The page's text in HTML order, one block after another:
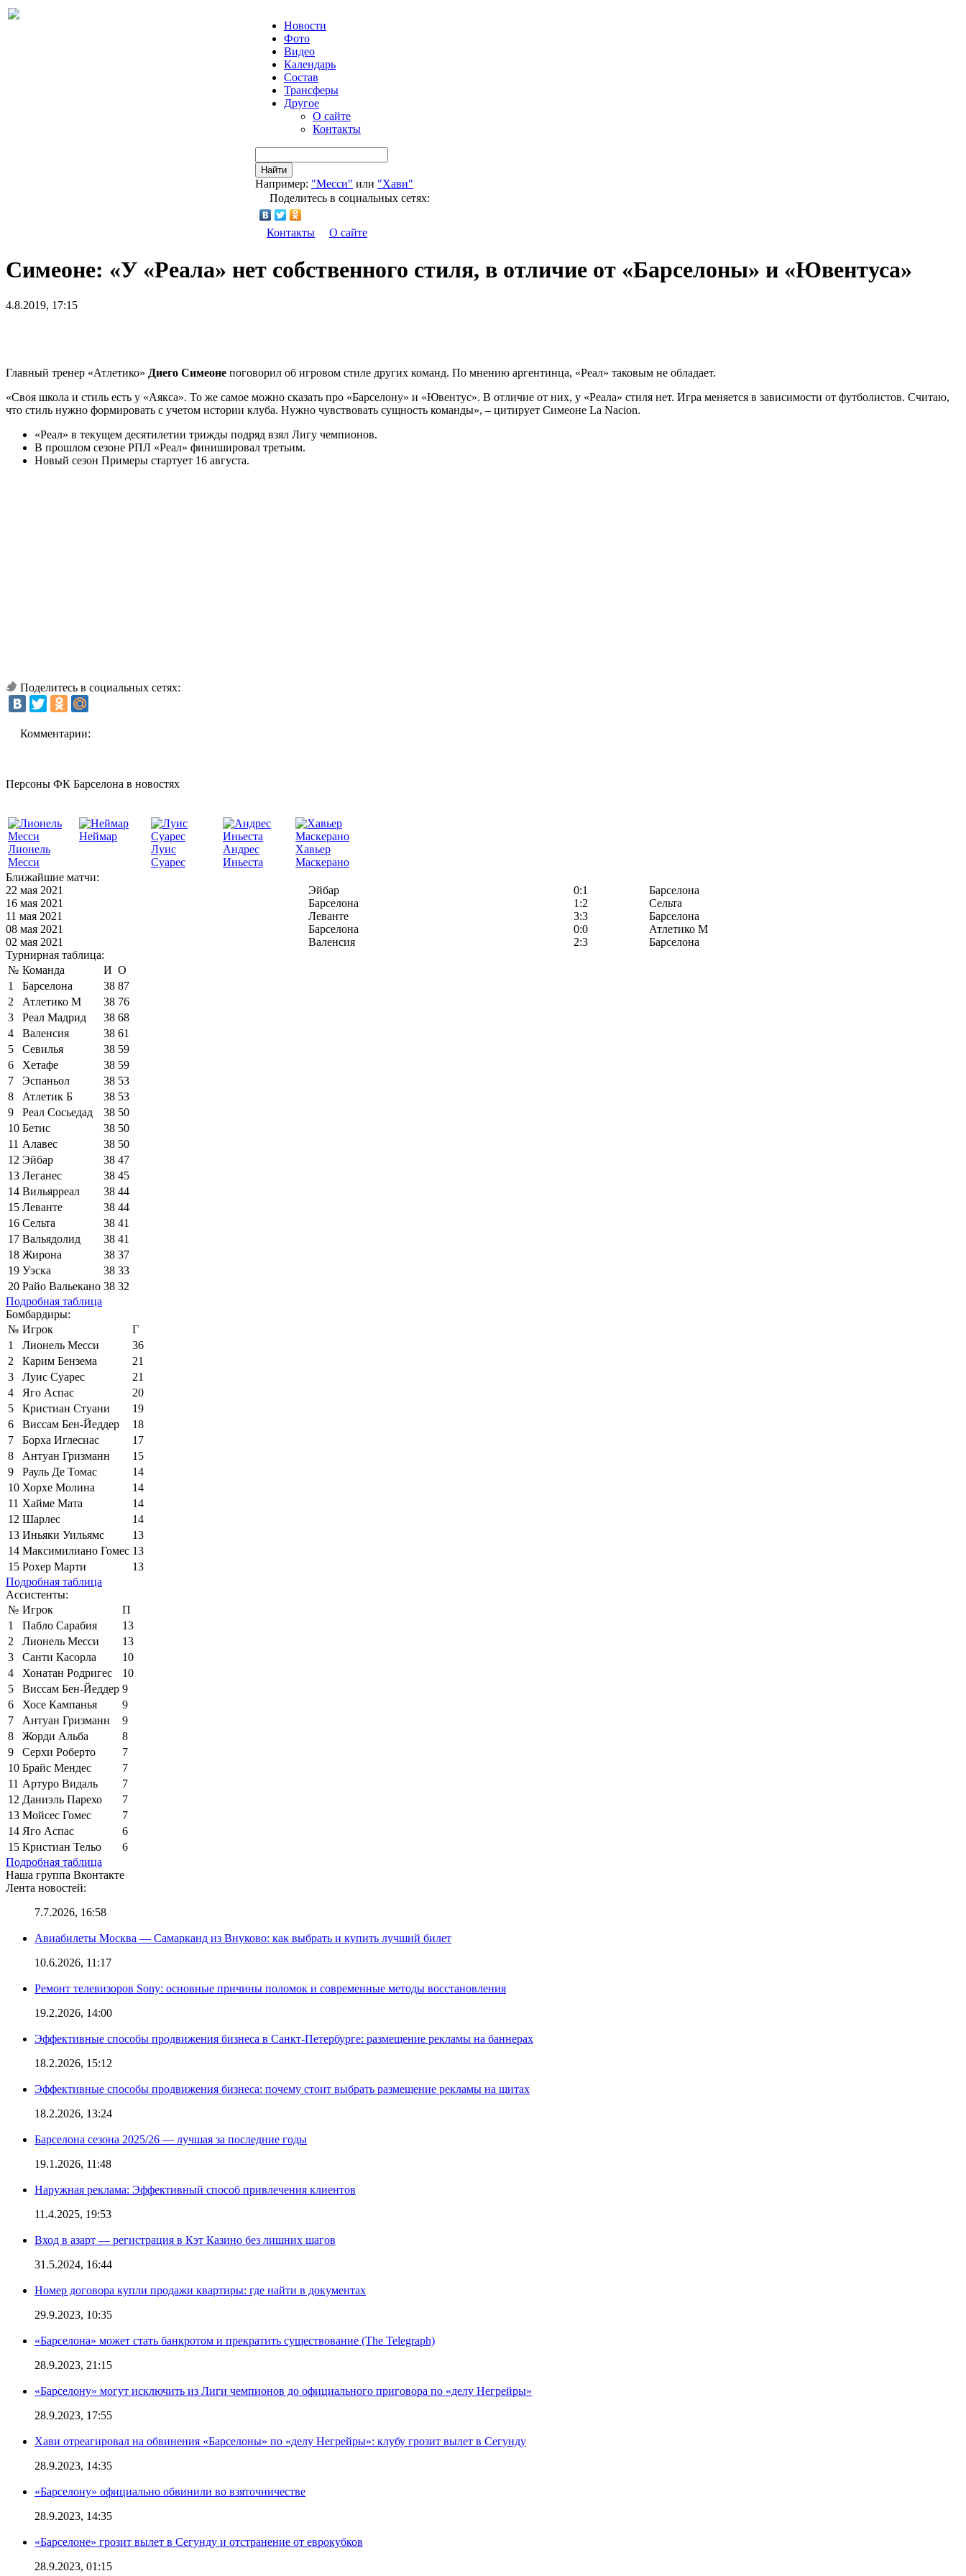
Новости
Фото
Видео
Календарь
Состав
Трансферы
Другое
О сайте
Контакты
Найти
Например: "Месси" или "Хави"
Поделитесь в социальных сетях:
Контакты О сайте
Симеоне: «У «Реала» нет собственного стиля, в отличие от «Барселоны» и «Ювентуса»
4.8.2019, 17:15
Главный тренер «Атлетико» Диего Симеоне поговорил об игровом стиле других команд. По мнению аргентинца, «Реал» таковым не обладает.
«Своя школа и стиль есть у «Аякса». То же самое можно сказать про «Барселону» и «Ювентус». В отличие от них, у «Реала» стиля нет. Игра меняется в зависимости от футболистов. Считаю,
что стиль нужно формировать с учетом истории клуба. Нужно чувствовать сущность команды», – цитирует Симеоне La Nacion.
«Реал» в текущем десятилетии трижды подряд взял Лигу чемпионов.
В прошлом сезоне РПЛ «Реал» финишировал третьим.
Новый сезон Примеры стартует 16 августа.
Поделитесь в социальных сетях:
Комментарии:
Персоны ФК Барселона в новостях
Лионель
Месси
Неймар
Луис
Суарес
Андрес
Иньеста
Хавьер
Маскерано
Ближайшие матчи:
22 мая 2021
Эйбар 0:1
Барселона
16 мая 2021
Барселона 1:2
Сельта
11 мая 2021
Леванте 3:3
Барселона
08 мая 2021
Барселона 0:0
Атлетико М
02 мая 2021
Валенсия 2:3
Барселона
Турнирная таблица:
№ Команда И О
1
Барселона 38 87
2
Атлетико М 38 76
3
Реал Мадрид 38 68
4
Валенсия 38 61
5
Севилья 38 59
6
Хетафе 38 59
7
Эспаньол 38 53
8
Атлетик Б 38 53
9
Реал Сосьедад 38 50
10 Бетис 38 50
11 Алавес 38 50
12 Эйбар 38 47
13 Леганес 38 45
14 Вильярреал 38 44
15 Леванте 38 44
16 Сельта 38 41
17 Вальядолид 38 41
18 Жирона 38 37
19 Уэска 38 33
20 Райо Вальекано 38 32
Подробная таблица
Бомбардиры:
№ Игрок
Г
1
Лионель Месси
36
2
Карим Бензема
21
3
Луис Суарес
21
4
Яго Аспас
20
5
Кристиан Стуани
19
6
Виссам Бен-Йеддер
18
7
Борха Иглесиас
17
8
Антуан Гризманн
15
9
Рауль Де Томас
14
10 Хорхе Молина
14
11 Хайме Мата
14
12 Шарлес
14
13 Иньяки Уильямс
13
14 Максимилиано Гомес 13
15 Рохер Марти
13
Подробная таблица
Ассистенты:
№ Игрок
П
1
Пабло Сарабия
13
2
Лионель Месси
13
3
Санти Касорла
10
4
Хонатан Родригес
10
5
Виссам Бен-Йеддер 9
6
Хосе Кампанья
9
7
Антуан Гризманн
9
8
Жорди Альба
8
9
Серхи Роберто
7
10 Брайс Мендес
7
11 Артуро Видаль
7
12 Даниэль Парехо
7
13 Мойсес Гомес
7
14 Яго Аспас
6
15 Кристиан Тельо
6
Подробная таблица
Наша группа Вконтакте
Лента новостей:
7.7.2026, 16:58
Авиабилеты Москва — Самарканд из Внуково: как выбрать и купить лучший билет
10.6.2026, 11:17
Ремонт телевизоров Sony: основные причины поломок и современные методы восстановления
19.2.2026, 14:00
Эффективные способы продвижения бизнеса в Санкт-Петербурге: размещение рекламы на баннерах
18.2.2026, 15:12
Эффективные способы продвижения бизнеса: почему стоит выбрать размещение рекламы на щитах
18.2.2026, 13:24
Барселона сезона 2025/26 — лучшая за последние годы
19.1.2026, 11:48
Наружная реклама: Эффективный способ привлечения клиентов
11.4.2025, 19:53
Вход в азарт — регистрация в Кэт Казино без лишних шагов
31.5.2024, 16:44
Номер договора купли продажи квартиры: где найти в документах
29.9.2023, 10:35
«Барселона» может стать банкротом и прекратить существование (The Telegraph)
28.9.2023, 21:15
«Барселону» могут исключить из Лиги чемпионов до официального приговора по «делу Негрейры»
28.9.2023, 17:55
Хави отреагировал на обвинения «Барселоны» по «делу Негрейры»: клубу грозит вылет в Сегунду
28.9.2023, 14:35
«Барселону» официально обвинили во взяточничестве
28.9.2023, 14:35
«Барселоне» грозит вылет в Сегунду и отстранение от еврокубков
28.9.2023, 01:15